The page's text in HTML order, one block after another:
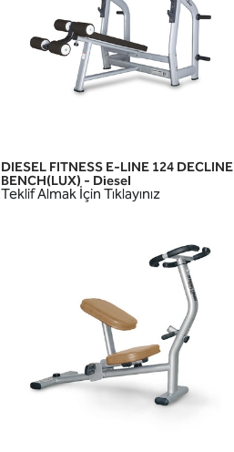
HIZLI GÖRÜNÜM
DIESEL FITNESS E-LINE 124 DECLINE
BENCH(LUX) - Diesel
Teklif Almak İçin Tıklayınız